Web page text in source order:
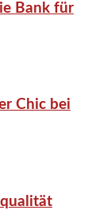
Bank für
Chic bei